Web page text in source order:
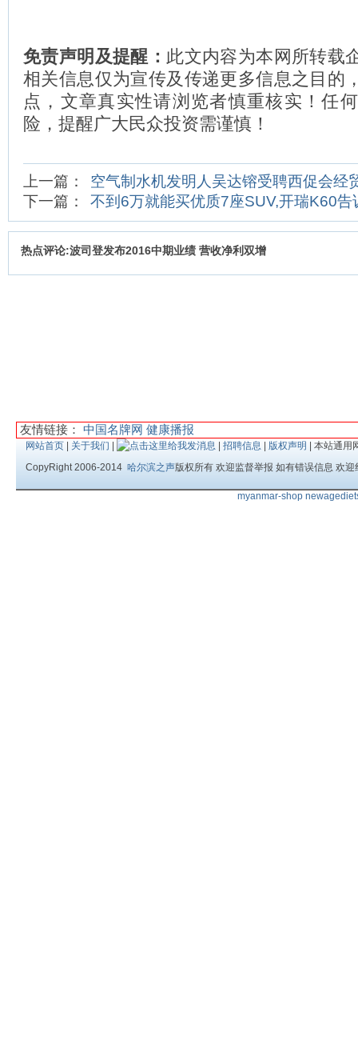
免责声明及提醒： 此文内容为本网所转载
相关信息仅为宣传及传递更多信息之目的
点，文章真实性请浏览者慎重核实！任
险，提醒广大民众投资需谨慎！
上一篇：
空气制水机发明人吴达镕受聘西促会经
下一篇：
不到6万就能买优质7座SUV,开瑞K60告
热点评论:波司登发布2016中期业绩 营收净利双增
友情链接： 中国名牌网 健康播报
网站首页 关于我们 招聘信息 版权声明
| 本站通用
CopyRight 2006-2014 哈尔滨之声版权所有 欢迎监督举报 如有错误信息 欢迎
myanmar-shop